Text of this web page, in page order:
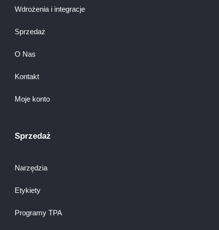
Wdrożenia i integracje
Sprzedaż
O Nas
Kontakt
Moje konto
Sprzedaż
Narzędzia
Etykiety
Programy TPA